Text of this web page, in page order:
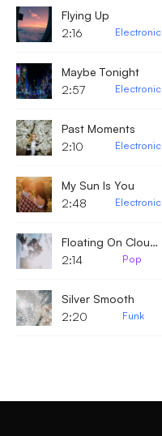
Flying Up
2:16
Electronic
Maybe Tonight
2:57
Electronic
Past Moments
2:10
Electronic
My Sun Is You
2:48
Electronic
Floating On Clouds
2:14
Pop
Silver Smooth
2:20
Funk